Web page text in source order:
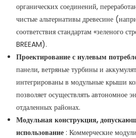
органических соединений,
чистые альтернативы древесине
соответствия стандартам «зеленого
BREEAM).
Проектирование с нулевым
панели, ветряные турбины и
интегрированы в модульные крыши
позволяет осуществлять автономное
отдаленных районах.
Модульная конструкция,
использование: Коммерческие